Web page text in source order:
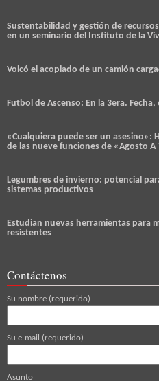
Sustentabilidad y gestión de
en un seminario del Instituto de la
Volcó el acoplado de un camión
Futbol de Ascenso: En la 3era.
«Cualquiera puede ser un asesino»:
de las nueve funciones de «Agosto A
Legumbres de invierno: potencial
sistemas productivos
Estudian nuevas herramientas para
resistentes
Contáctenos
Su nombre (requerido)
Su e-mail (requerido)
Asunto